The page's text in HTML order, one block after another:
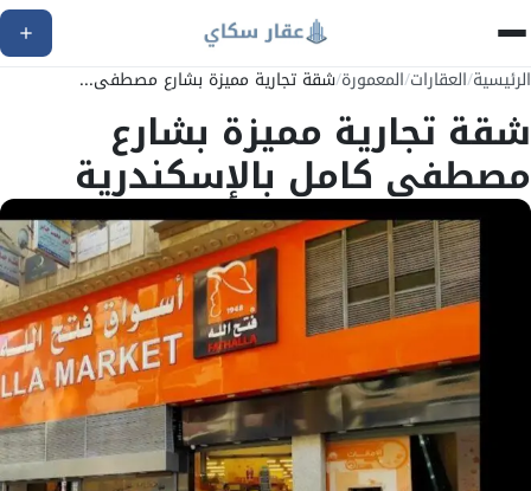
الرئيسية/العقارات/المعمورة/شقة تجارية مميزة بشارع مصطفى...
شقة تجارية مميزة بشارع
مصطفى كامل بالإسكندرية